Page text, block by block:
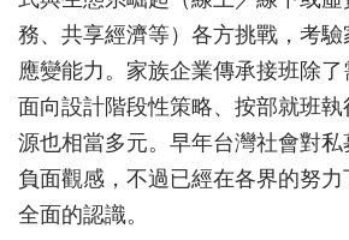
務、共享經濟等）各方挑戰，考
應變能力。家族企業傳承接班除
面向設計階段性策略、按部就班
源也相當多元。早年台灣社會對
負面觀感，不過已經在各界的努力
全面的認識。